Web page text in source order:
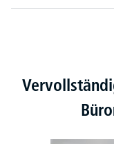
Produktgalerie überspringen